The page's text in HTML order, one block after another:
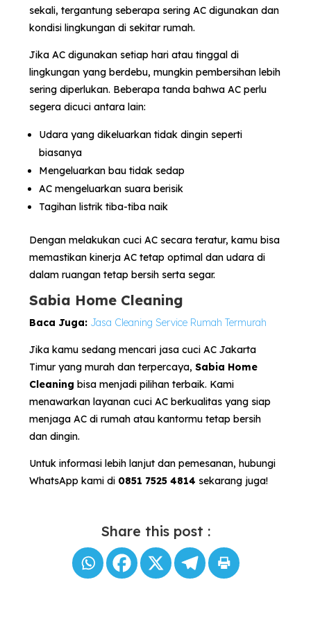
sekali, tergantung seberapa sering AC digunakan dan
kondisi lingkungan di sekitar rumah.
Jika AC digunakan setiap hari atau tinggal di
lingkungan yang berdebu, mungkin pembersihan lebih
sering diperlukan. Beberapa tanda bahwa AC perlu
segera dicuci antara lain:
Udara yang dikeluarkan tidak dingin seperti
biasanya
Mengeluarkan bau tidak sedap
AC mengeluarkan suara berisik
Tagihan listrik tiba-tiba naik
Dengan melakukan cuci AC secara teratur, kamu bisa
memastikan kinerja AC tetap optimal dan udara di
dalam ruangan tetap bersih serta segar.
Sabia Home Cleaning
Baca Juga: Jasa Cleaning Service Rumah Termurah
Jika kamu sedang mencari jasa cuci AC Jakarta
Timur yang murah dan terpercaya,Sabia Home
Cleaning bisa menjadi pilihan terbaik. Kami
menawarkan layanan cuci AC berkualitas yang siap
menjaga AC di rumah atau kantormu tetap bersih
dan dingin.
Untuk informasi lebih lanjut dan pemesanan, hubungi
WhatsApp kami di 0851 7525 4814 sekarang juga!
Share this post :